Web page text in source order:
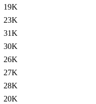
19K
23K
31K
30K
26K
27K
28K
20K